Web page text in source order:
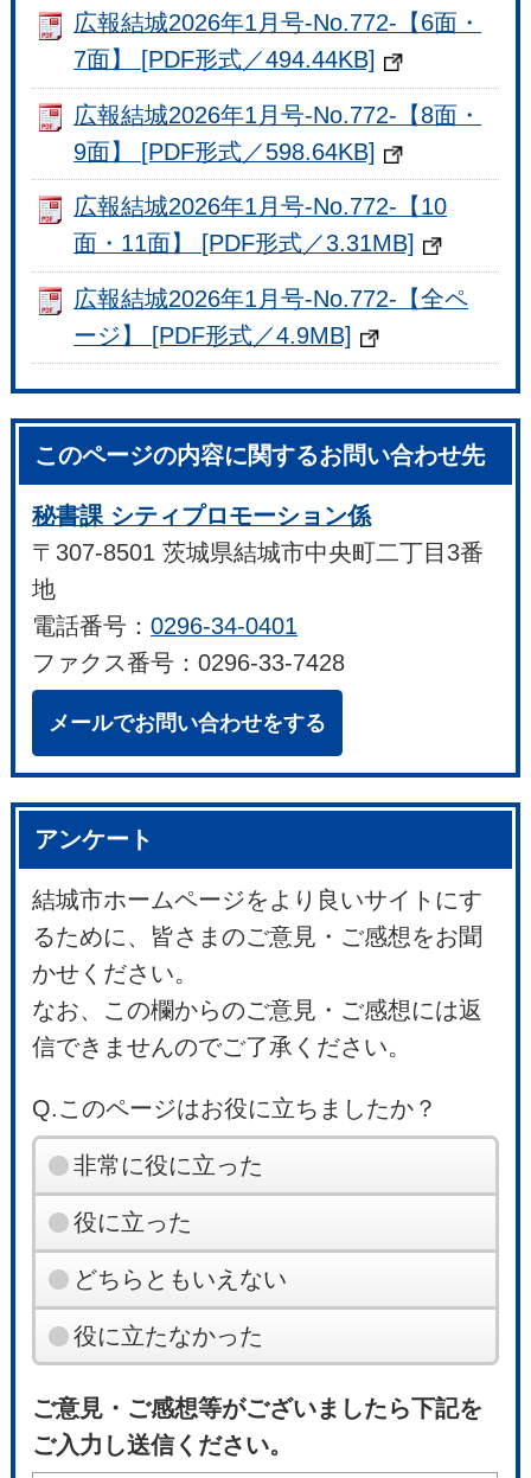
広報結城2026年1月号-No.772-【6面・
7面】 [PDF形式／494.44KB]
広報結城2026年1月号-No.772-【8面・
9面】 [PDF形式／598.64KB]
広報結城2026年1月号-No.772-【10
面・11面】 [PDF形式／3.31MB]
広報結城2026年1月号-No.772-【全ペ
ージ】 [PDF形式／4.9MB]
このページの内容に関するお問い合わせ先
秘書課 シティプロモーション係
〒307-8501 茨城県結城市中央町二丁目3番
地
電話番号：0296-34-0401
ファクス番号：0296-33-7428
メールでお問い合わせをする
アンケート
結城市ホームページをより良いサイトにす
るために、皆さまのご意見・ご感想をお聞
かせください。
なお、この欄からのご意見・ご感想には返
信できませんのでご了承ください。
Q.このページはお役に立ちましたか？
非常に役に立った
役に立った
どちらともいえない
役に立たなかった
ご意見・ご感想等がございましたら下記を
ご入力し送信ください。